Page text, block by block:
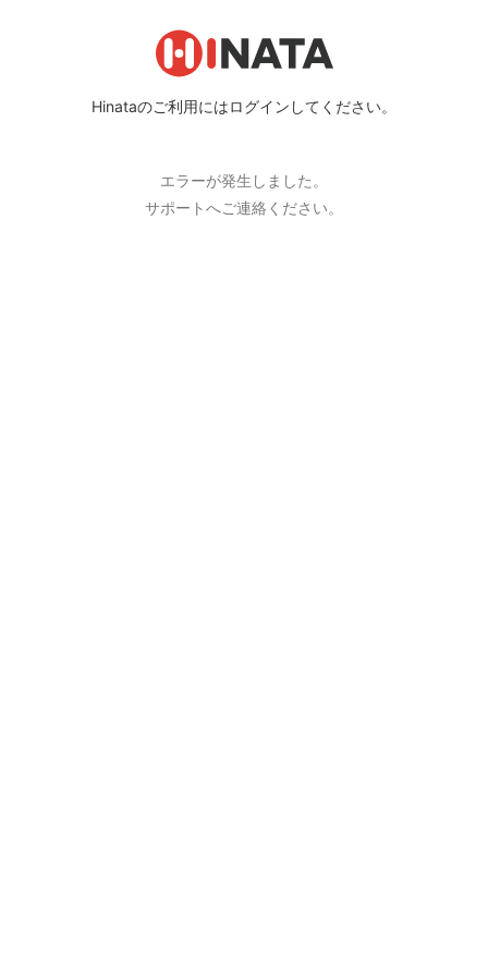
Hinataのご利用にはログインしてください。
エラーが発生しました。
サポートへご連絡ください。